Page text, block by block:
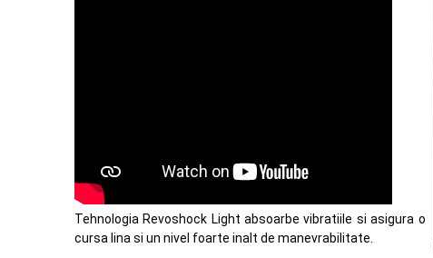
Tehnologia Revoshock Light absoarbe vibratiile si asigura o
cursa lina si un nivel foarte inalt de manevrabilitate.